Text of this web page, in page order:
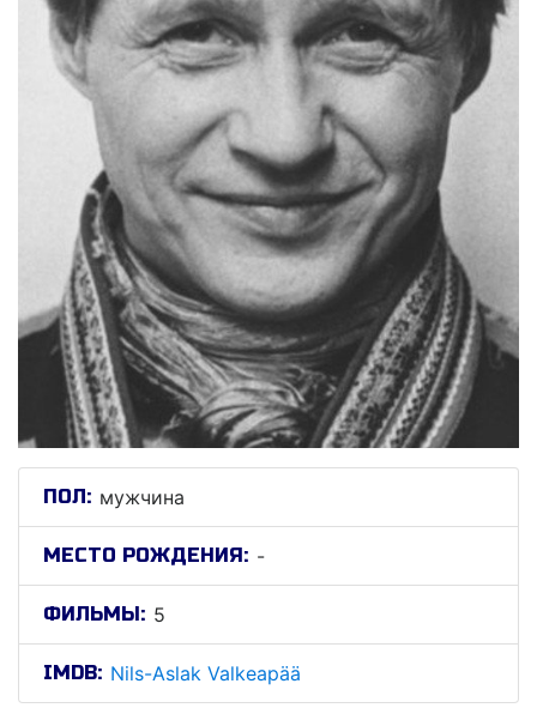
ПОЛ: мужчина
МЕСТО РОЖДЕНИЯ: -
ФИЛЬМЫ: 5
IMDB: Nils-Aslak Valkeapää